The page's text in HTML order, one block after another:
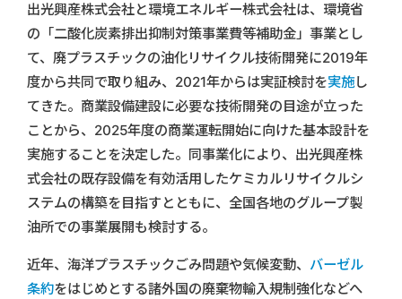
出光興産株式会社と環境エネルギー株式会社は、環境省
の「二酸化炭素排出抑制対策事業費等補助金」事業とし
て、廃プラスチックの油化リサイクル技術開発に2019年
度から共同で取り組み、2021年からは実証検討を実施し
てきた。商業設備建設に必要な技術開発の目途が立った
ことから、2025年度の商業運転開始に向けた基本設計を
実施することを決定した。同事業化により、出光興産株
式会社の既存設備を有効活用したケミカルリサイクルシ
ステムの構築を目指すとともに、全国各地のグループ製
油所での事業展開も検討する。
近年、海洋プラスチックごみ問題や気候変動、 バーゼル
条約をはじめとする諸外国の廃棄物輸入規制強化などへ